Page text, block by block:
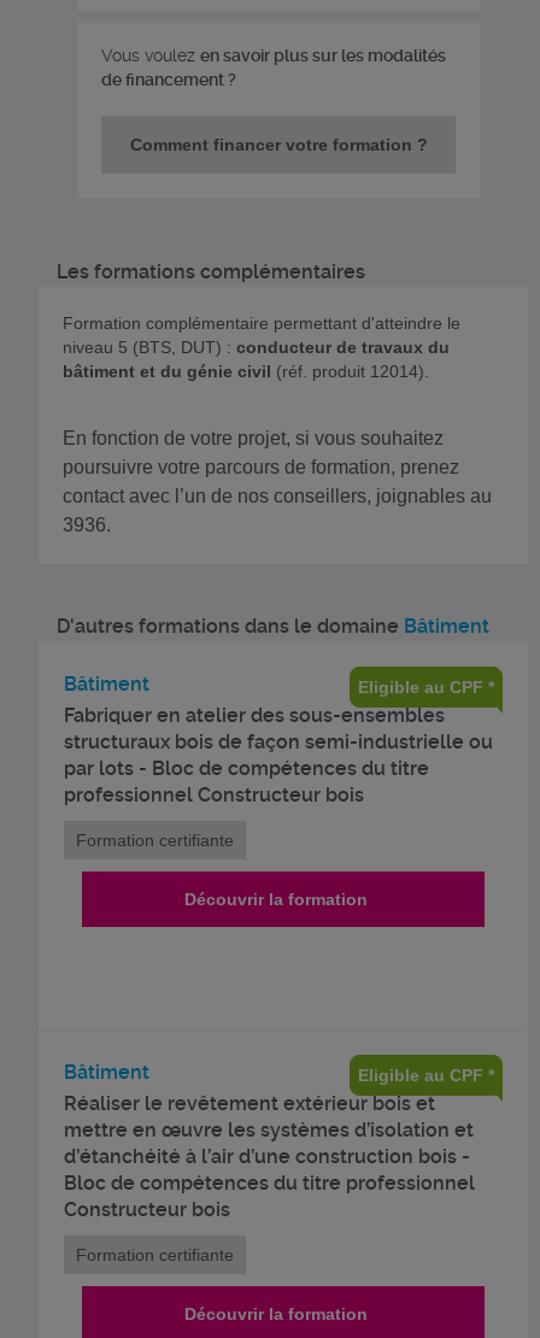
Vous voulez en savoir plus sur les modalités
de financement ?
Comment financer votre formation ?
Les formations complémentaires
Formation complémentaire permettant d'atteindre le
niveau 5 (BTS, DUT) : conducteur de travaux du
bâtiment et du génie civil (réf. produit 12014).
En fonction de votre projet, si vous souhaitez
poursuivre votre parcours de formation, prenez
contact avec l’un de nos conseillers, joignables au
3936.
D'autres formations dans le domaine Bâtiment
Bâtiment
Fabriquer en atelier des sous-ensembles
structuraux bois de façon semi-industrielle ou
par lots - Bloc de compétences du titre
professionnel Constructeur bois
Eligible au CPF *
Formation certifiante
Découvrir la formation
Bâtiment
Réaliser le revêtement extérieur bois et
mettre en œuvre les systèmes d’isolation et
d’étanchéité à l’air d’une construction bois -
Bloc de compétences du titre professionnel
Constructeur bois
Eligible au CPF *
Formation certifiante
Découvrir la formation